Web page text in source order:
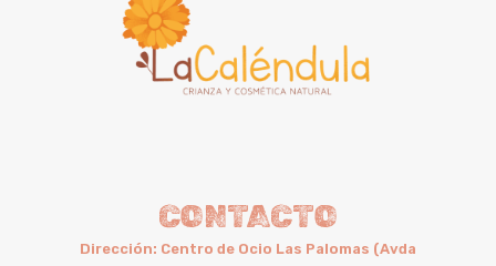
CONTACTO
Dirección: Centro de Ocio Las Palomas (Avda